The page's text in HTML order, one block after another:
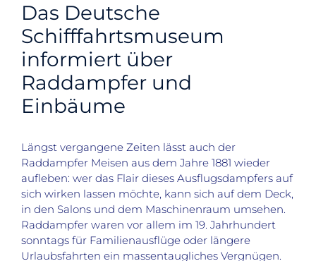
Das Deutsche
Schifffahrtsmuseum
informiert über
Raddampfer und
Einbäume
Längst vergangene Zeiten lässt auch der
Raddampfer Meisen aus dem Jahre 1881 wieder
aufleben: wer das Flair dieses Ausflugsdampfers auf
sich wirken lassen möchte, kann sich auf dem Deck,
in den Salons und dem Maschinenraum umsehen.
Raddampfer waren vor allem im 19. Jahrhundert
sonntags für Familienausflüge oder längere
Urlaubsfahrten ein massentaugliches Vergnügen.